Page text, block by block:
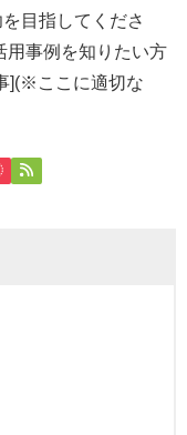
目指してくださ
用事例を知りたい方
](※ここに適切な